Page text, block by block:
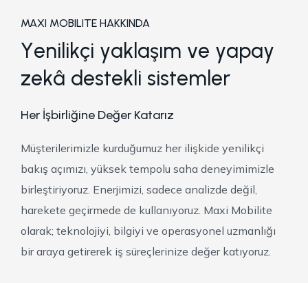
MAXI MOBILITE HAKKINDA
Yenilikçi yaklaşım ve yapay
zekâ destekli sistemler
Her İşbirliğine Değer Katarız
Müşterilerimizle kurduğumuz her ilişkide yenilikçi
bakış açımızı, yüksek tempolu saha deneyimimizle
birleştiriyoruz. Enerjimizi, sadece analizde değil,
harekete geçirmede de kullanıyoruz. Maxi Mobilite
olarak; teknolojiyi, bilgiyi ve operasyonel uzmanlığı
bir araya getirerek iş süreçlerinize değer katıyoruz.